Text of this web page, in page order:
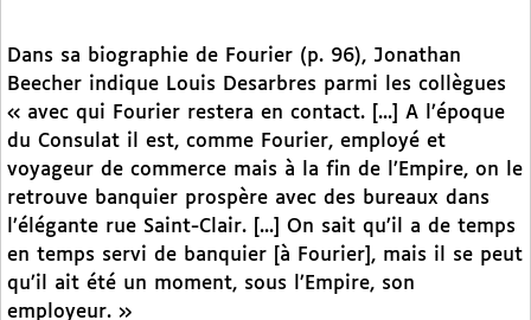
Dans sa biographie de Fourier (p. 96), Jonathan
Beecher indique Louis Desarbres parmi les collègues
« avec qui Fourier restera en contact. [...] A l’époque
du Consulat il est, comme Fourier, employé et
voyageur de commerce mais à la fin de l’Empire, on le
retrouve banquier prospère avec des bureaux dans
l’élégante rue Saint-Clair. [...] On sait qu’il a de temps
en temps servi de banquier [à Fourier], mais il se peut
qu’il ait été un moment, sous l’Empire, son
employeur. »